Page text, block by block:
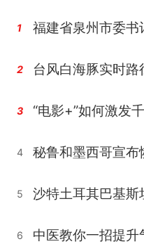
1
2 台风白海豚实时路
3
4 秘鲁和墨西哥宣布
5
6 中医教你一招提升